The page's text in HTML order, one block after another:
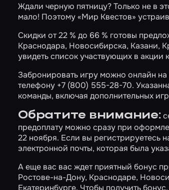
Ждали черную пятницу? Только не в
мало! Поэтому «Мир Квестов»
Скидки от 22 % до 66 % готовы
Краснодара, Новосибирска, Казани,
увидеть список участвующих в
Забронировать игру можно онлайн
телефону +7 (800) 555-28-70.
команды, включая дополнительных
Обратите внимание:
предоплату можно сразу при
22 ноября. Если вы регистрируетесь
электронной почты, которая была
А еще вас вас ждет приятный бонус
Ростове-на-Дону, Краснодаре,
Екатеринбурге. Чтобы получить